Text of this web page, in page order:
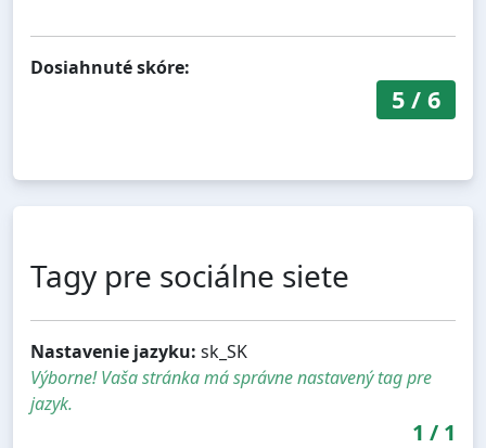
Dosiahnuté skóre:
5/ 6
Tagy pre sociálne siete
Nastavenie jazyku: sk_SK
Výborne! Vaša stránka má správne nastavený tag pre
jazyk.
1 / 1